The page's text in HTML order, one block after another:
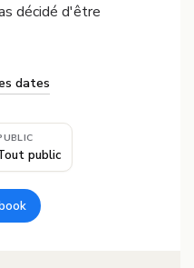
décidé d'être
dates
public